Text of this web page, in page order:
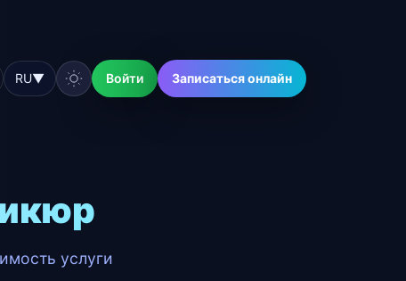
RU▼ Войти Записаться онлайн
услуги